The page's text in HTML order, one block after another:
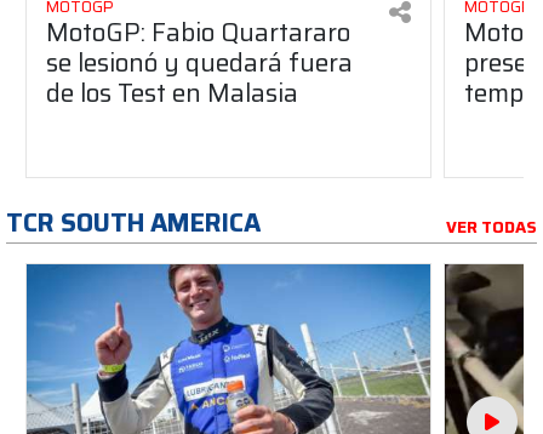
MOTOGP
MotoGP: Fabio Quartararo
se lesionó y quedará fuera
de los Test en Malasia
MOTOGP
TCR SOUTH AMERICA VER TODAS